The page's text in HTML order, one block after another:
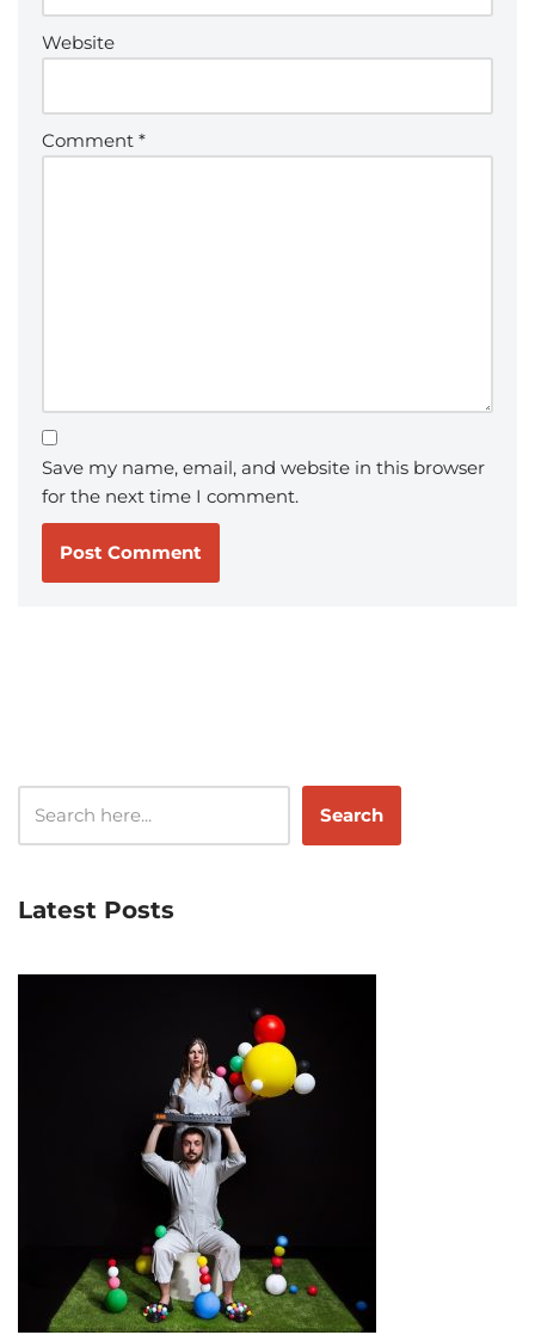
Website
Comment *
Save my name, email, and website in this browser
for the next time I comment.
Search
Latest Posts